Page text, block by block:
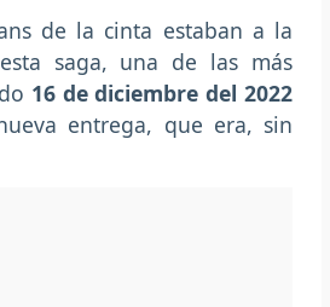
de la cinta estaban a la
saga, una de las más
16 de diciembre del 2022
entrega, que era, sin